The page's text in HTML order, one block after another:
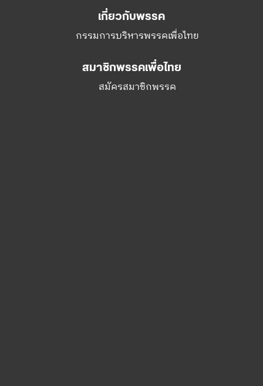
สมาชิกพรรคเพื่อไทย
สมัครสมาชิกพรรค